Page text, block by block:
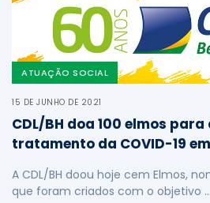
ATUAÇÃO SOCIAL
15 DE JUNHO DE 2021
CDL/BH doa 100 elmos
tratamento da COVID-19
A CDL/BH doou hoje cem Elmos,
que foram criados com o objetivo …